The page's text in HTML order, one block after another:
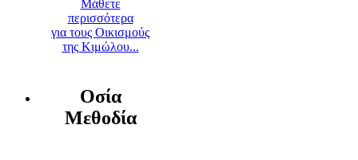
Μάθετε
περισσότερα
για τους Οικισμούς
της Κιμώλου...
Οσία
Μεθοδία